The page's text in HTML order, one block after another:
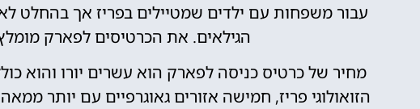
עבור משפחות עם ילדים שמטיילים בפריז אך בהחלט
הגילאים. את הכרטיסים לפארק
מחיר של כרטיס כניסה לפארק הוא עשרים יורו והוא
הזואולוגי פריז, חמישה אזורים גאוגרפיים עם יותר